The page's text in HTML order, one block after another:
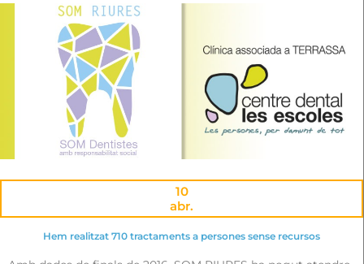
10
abr.
Hem realitzat 710 tractaments a persones sense recursos